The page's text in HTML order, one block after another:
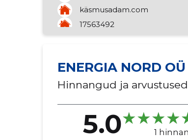
raudteeveeremi rentimine
käsmusadam.com
17563492
ENERGIA NORD OÜ
Hinnangud ja arvustused
5.0 1